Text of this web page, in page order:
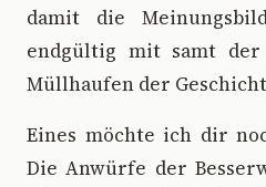
damit die
endgültig mit samt
Müllhaufen der
Eines möchte ich dir
Die Anwürfe der